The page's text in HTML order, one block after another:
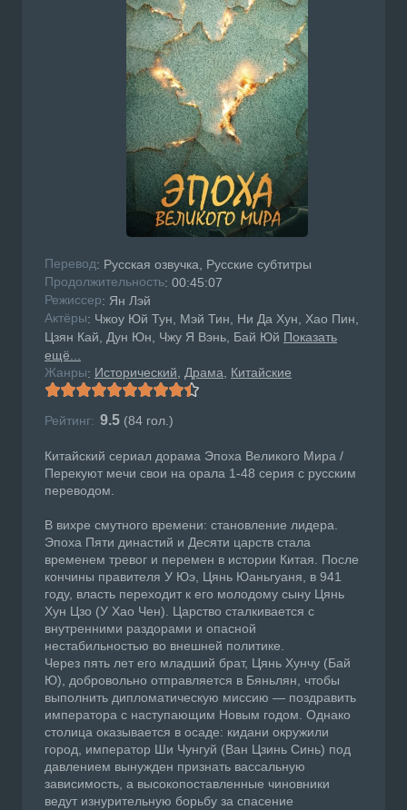
Перевод: Русская озвучка, Русские субтитры
Продолжительность: 00:45:07
Режисcер: Ян Лэй
Актёры: Чжоу Юй Тун, Мэй Тин, Ни Да Хун, Хао Пин,
Цзян Кай, Дун Юн, Чжу Я Вэнь, Бай Юй Показать
ещё...
Жанры: Исторический Драма Китайские
Рейтинг: 9.5 (84 гол.)
Китайский сериал дорама Эпоха Великого Мира /
Перекуют мечи свои на орала 1-48 серия с русским
переводом.
В вихре смутного времени: становление лидера.
Эпоха Пяти династий и Десяти царств стала
временем тревог и перемен в истории Китая. После
кончины правителя У Юэ, Цянь Юаньгуаня, в 941
году, власть переходит к его молодому сыну Цянь
Хун Цзо (У Хао Чен). Царство сталкивается с
внутренними раздорами и опасной
нестабильностью во внешней политике.
Через пять лет его младший брат, Цянь Хунчу (Бай
Ю), добровольно отправляется в Бяньлян, чтобы
выполнить дипломатическую миссию — поздравить
императора с наступающим Новым годом. Однако
столица оказывается в осаде: кидани окружили
город, император Ши Чунгуй (Ван Цзинь Синь) под
давлением вынужден признать вассальную
зависимость, а высокопоставленные чиновники
ведут изнурительную борьбу за спасение